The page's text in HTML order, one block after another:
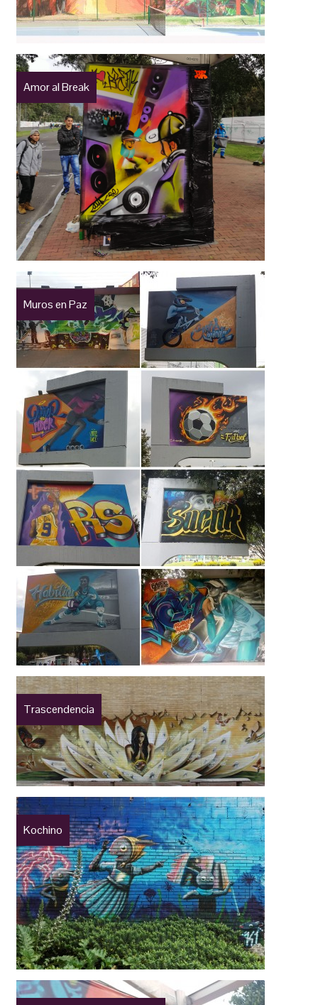
Amor al Break
Muros en Paz
Trascendencia
Kochino